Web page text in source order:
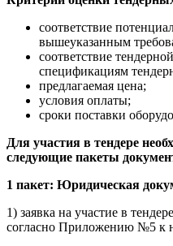
соответствие
вышеуказанным
соответствие
спецификациям
предлагаемая цена;
условия оплаты;
сроки поставки
Для участия в тендере
следующие пакеты
1 пакет: Юридическая
1) заявка на участие в
согласно Приложению №5 к